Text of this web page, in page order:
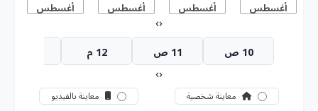
أغسطس أغسطس أغسطس أغسطس
‹
›
10 ص 11 ص 12 م
‹
›
معاينة شخصية معاينة بالفيديو